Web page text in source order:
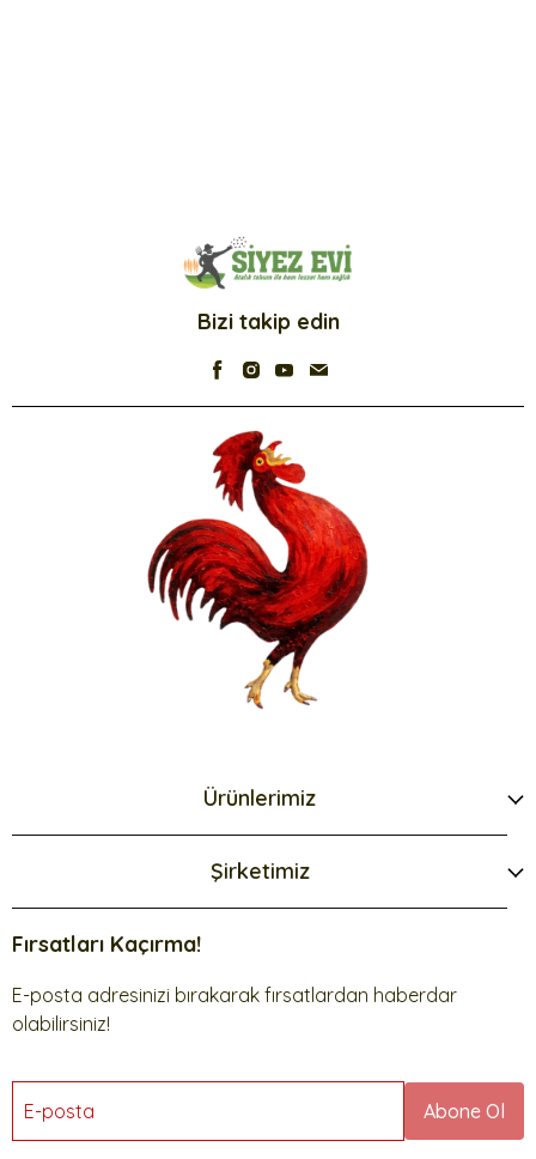
Bizi takip edin
Ürünlerimiz
Şirketimiz
Fırsatları Kaçırma!
E-posta adresinizi bırakarak fırsatlardan haberdar
olabilirsiniz!
E-posta Abone Ol